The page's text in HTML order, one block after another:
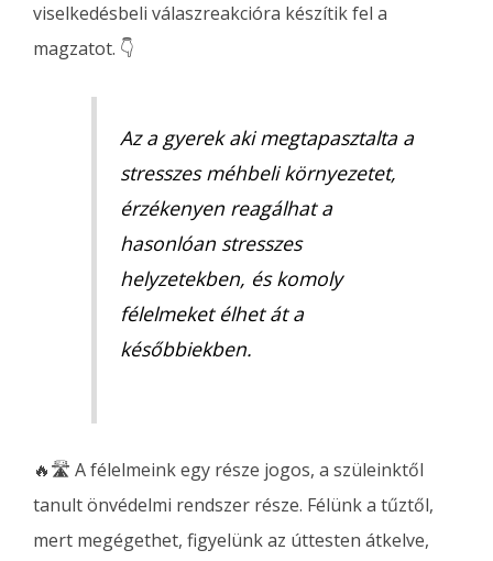
viselkedésbeli válaszreakcióra készítik fel a
magzatot. 👇
Az a gyerek aki megtapasztalta a
stresszes méhbeli környezetet,
érzékenyen reagálhat a
hasonlóan stresszes
helyzetekben, és komoly
félelmeket élhet át a
későbbiekben.
🔥🛣 A félelmeink egy része jogos, a szüleinktől
tanult önvédelmi rendszer része. Félünk a tűztől,
mert megégethet, figyelünk az úttesten átkelve,